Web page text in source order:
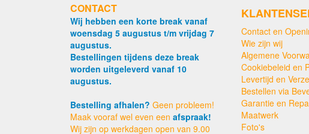
CONTACT
Wij hebben een korte break vanaf
woensdag 5 augustus t/m vrijdag 7
augustus.
Bestellingen tijdens deze break
worden uitgeleverd vanaf 10
augustus.
Bestelling afhalen? Geen probleem!
Maak vooraf wel even een afspraak!
Wij zijn op werkdagen open van 9.00
Contact en
Wie zijn wij
Algemene
Cookiebeleid en
Levertijd en
Bestellen via
Garantie en
Maatwerk
Foto's